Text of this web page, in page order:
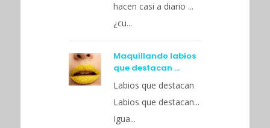
hacen casi a diario ...
¿cu...
Maquillando labios
que destacan …
Labios que destacan
Labios que destacan...
Igua...